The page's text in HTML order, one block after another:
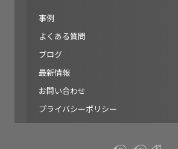
事例
よくある質問
ブログ
最新情報
お問い合わせ
プライバシーポリシー